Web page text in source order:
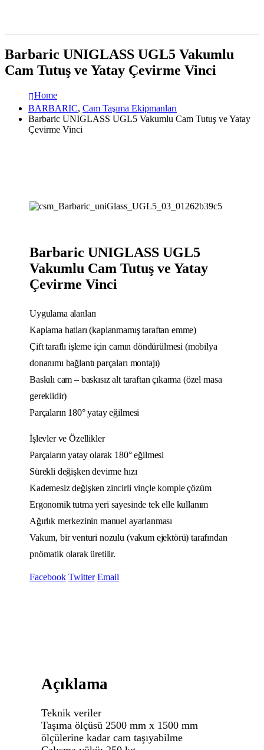
Barbaric UNIGLASS UGL5 Vakumlu
Cam Tutuş ve Yatay Çevirme Vinci
Home
BARBARIC, Cam Taşıma Ekipmanları
Barbaric UNIGLASS UGL5 Vakumlu Cam Tutuş ve Yatay
Çevirme Vinci
Barbaric UNIGLASS UGL5
Vakumlu Cam Tutuş ve Yatay
Çevirme Vinci
Uygulama alanları
Kaplama hatları (kaplanmamış taraftan emme)
Çift taraflı işleme için camın döndürülmesi (mobilya
donanımı bağlantı parçaları montajı)
Baskılı cam – baskısız alt taraftan çıkarma (özel masa
gereklidir)
Parçaların 180° yatay eğilmesi
İşlevler ve Özellikler
Parçaların yatay olarak 180° eğilmesi
Sürekli değişken devirme hızı
Kademesiz değişken zincirli vinçle komple çözüm
Ergonomik tutma yeri sayesinde tek elle kullanım
Ağırlık merkezinin manuel ayarlanması
Vakum, bir venturi nozulu (vakum ejektörü) tarafından
pnömatik olarak üretilir.
Facebook Twitter Email
Açıklama
Teknik veriler
Taşıma ölçüsü 2500 mm x 1500 mm
ölçülerine kadar cam taşıyabilme